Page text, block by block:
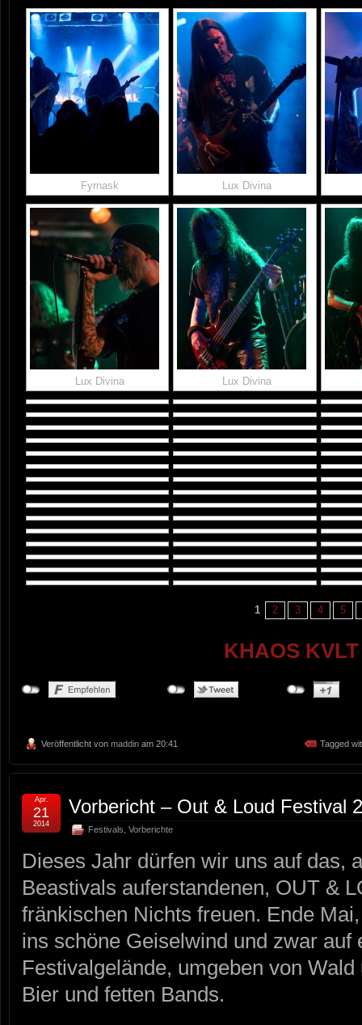
Fyrnask Lux Divina
Lux Divina Lux Divina
1 2 3 4 5
KHAOS
Veröffentlicht von maddin am 20:41 Tagged
Vorbericht – Out & Loud Festival
Festivals Vorberichte
Apr.
21
2014
Dieses Jahr dürfen wir uns auf das,
Beastivals auferstandenen, OUT &
fränkischen Nichts freuen. Ende
ins schöne Geiselwind und zwar auf
Festivalgelände, umgeben von
Bier und fetten Bands.